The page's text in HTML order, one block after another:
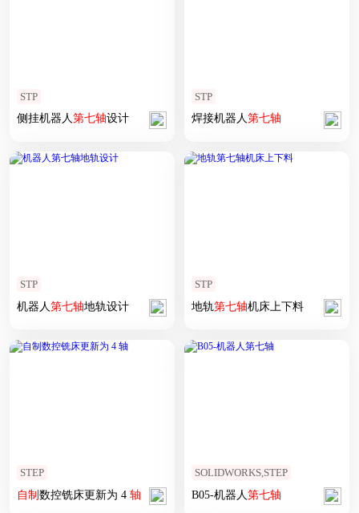
STP
侧挂机器人第七轴设计
STP
焊接机器人第七轴
STP
机器人第七轴地轨设计
STP
地轨第七轴机床上下料
STEP
自制数控铣床更新为 4 轴
SOLIDWORKS,STEP
B05-机器人第七轴